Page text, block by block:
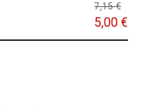
7,15 €
5,00 €